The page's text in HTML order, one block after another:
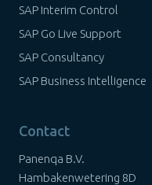
SAP Interim Control
SAP Go Live Support
SAP Consultancy
SAP Business Intelligence
Contact
Panenqa B.V.
Hambakenwetering 8D